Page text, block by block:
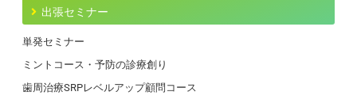
出張セミナー
単発セミナー
ミントコース・予防の診療創り
歯周治療SRPレベルアップ顧問コース